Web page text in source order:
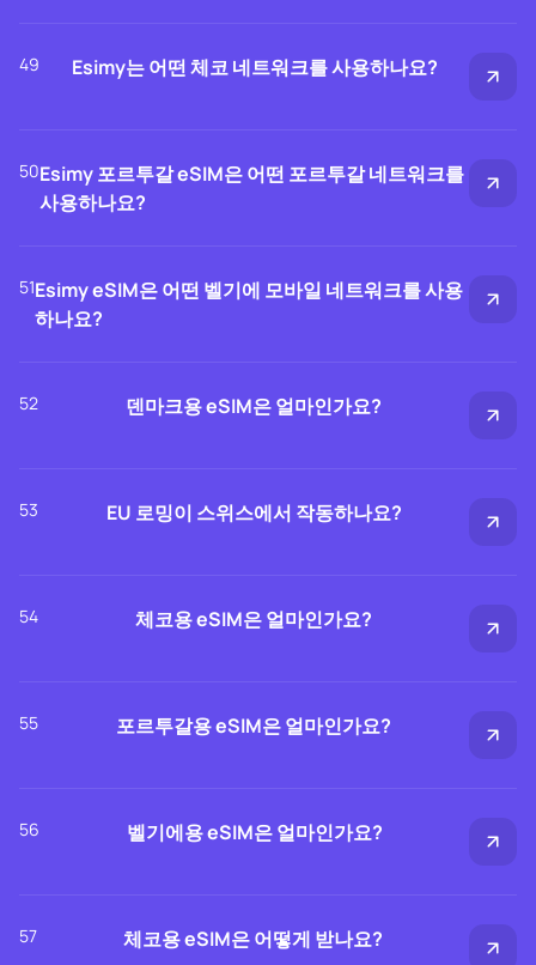
49 Esimy는 어떤 체코 네트워크를 사용하나요?
50Esimy 포르투갈 eSIM은 어떤 포르투갈 네트워크를
사용하나요?
51Esimy eSIM은 어떤 벨기에 모바일 네트워크를 사용
하나요?
52 덴마크용 eSIM은 얼마인가요?
53 EU 로밍이 스위스에서 작동하나요?
54 체코용 eSIM은 얼마인가요?
55 포르투갈용 eSIM은 얼마인가요?
56 벨기에용 eSIM은 얼마인가요?
57 체코용 eSIM은 어떻게 받나요?